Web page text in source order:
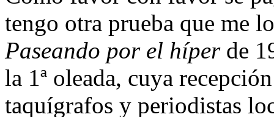
tengo otra prueba que me
Paseando por el híperde
la 1ª oleada, cuya
taquígrafos y periodistas